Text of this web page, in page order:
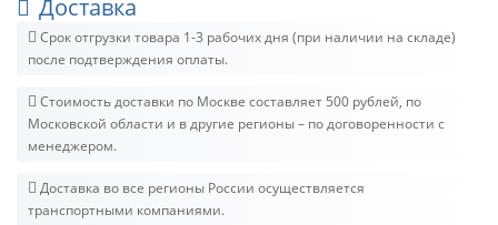
Доставка
Срок отгрузки товара 1-3 рабочих дня (при наличии на складе)
после подтверждения оплаты.
Стоимость доставки по Москве составляет 500 рублей, по
Московской области и в другие регионы – по договоренности с
менеджером.
Доставка во все регионы России осуществляется
транспортными компаниями.